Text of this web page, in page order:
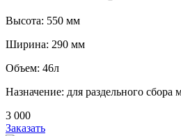
Высота: 550 мм
Ширина: 290 мм
Объем: 46л
Назначение: для раздельного сбора
3 000
Заказать